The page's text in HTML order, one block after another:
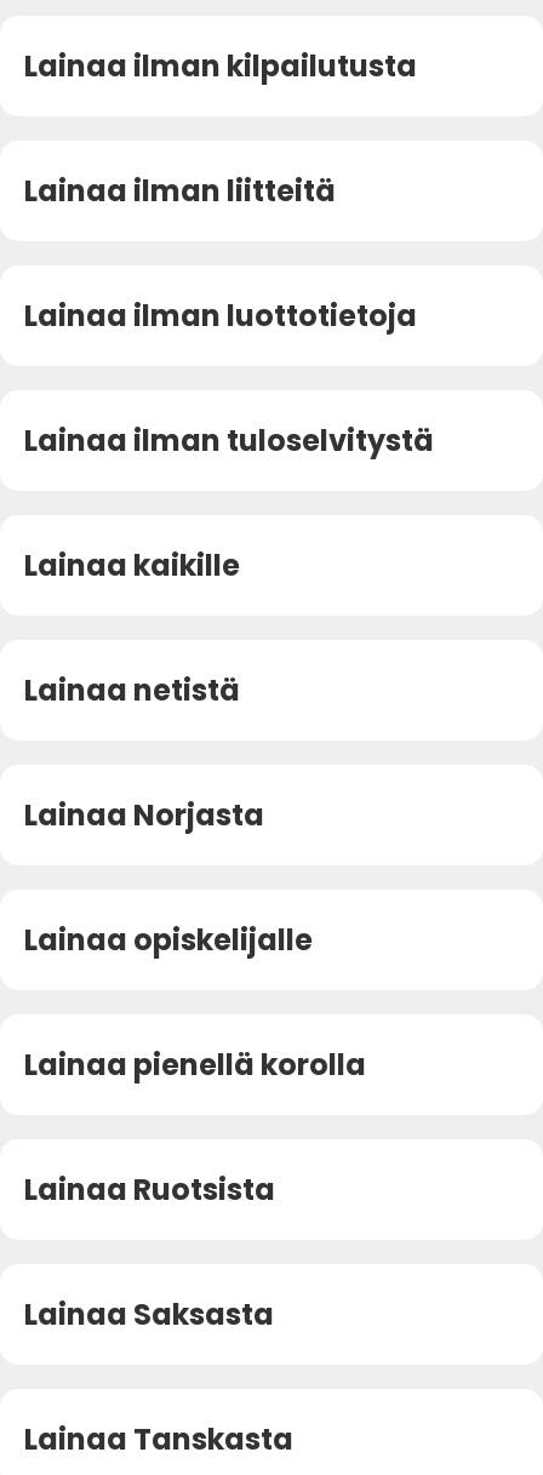
Lainaa ilman kilpailutusta
Lainaa ilman liitteitä
Lainaa ilman luottotietoja
Lainaa ilman tuloselvitystä
Lainaa kaikille
Lainaa netistä
Lainaa Norjasta
Lainaa opiskelijalle
Lainaa pienellä korolla
Lainaa Ruotsista
Lainaa Saksasta
Lainaa Tanskasta